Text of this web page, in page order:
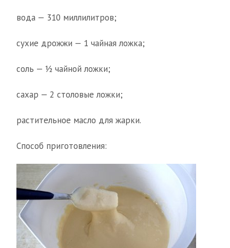
вода — 310 миллилитров;
сухие дрожжи — 1 чайная ложка;
соль — ½ чайной ложки;
сахар — 2 столовые ложки;
растительное масло для жарки.
Способ приготовления: